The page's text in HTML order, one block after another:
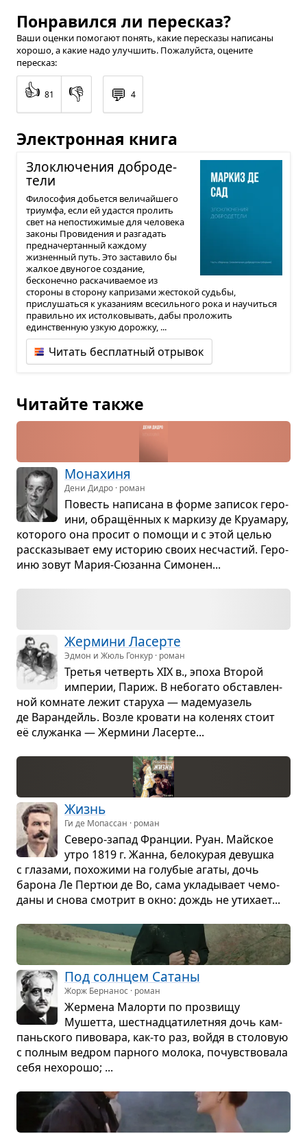
Понравился ли пересказ?
Ваши оценки помогают понять, какие пересказы написаны
хорошо, а какие надо улучшить. Пожалуйста, оцените
пересказ:
👍 81 👎 💬 4
Электронная книга
Зло­клю­че­ния добро­де­
тели
Философия добьется величайшего
триумфа, если ей удастся пролить
свет на непостижимые для человека
законы Провидения и разгадать
предначертанный каждому
жизненный путь. Это заставило бы
жалкое двуногое создание,
бесконечно раскачиваемое из
стороны в сторону капризами жестокой судьбы,
прислушаться к указаниям всесильного рока и научиться
правильно их истолковывать, дабы проложить
единственную узкую дорожку, ...
Читать бесплатный отрывок
Читайте также
Мона­хиня
Дени Дидро · роман
Повесть напи­сана в форме запи­сок геро­
ини, обра­щён­ных к мар­кизу де Круа­мару,
кото­рого она про­сит о помощи и с этой целью
рас­ска­зы­вает ему исто­рию своих несча­стий. Геро­
иню зовут Мария-Сюзанна Симо­нен...
Жер­мини Ласерте
Эдмон и Жюль Гонкур · роман
Тре­тья чет­верть XIX в., эпоха Вто­рой
импе­рии, Париж. В небо­гато обстав­лен­
ной ком­нате лежит ста­руха — маде­му­а­зель
де Варан­дейль. Возле кро­вати на коле­нях стоит
её слу­жанка — Жер­мини Ласерте...
Жизнь
Ги де Мопассан · роман
Северо-запад Фран­ции. Руан. Майское
утро 1819 г. Жанна, бело­ку­рая девушка
с гла­зами, похо­жими на голу­бые агаты, дочь
барона Ле Пер­тюи де Во, сама укла­ды­вает чемо­
даны и снова смот­рит в окно: дождь не ути­хает...
Под солн­цем Сатаны
Жорж Бернанос · роман
Жер­мена Малорти по про­звищу
Мушетта, шест­на­дца­ти­лет­няя дочь кам­
пань­ского пиво­вара, как-то раз, войдя в сто­ло­вую
с пол­ным вед­ром пар­ного молока, почув­ство­вала
себя нехо­рошо; ...